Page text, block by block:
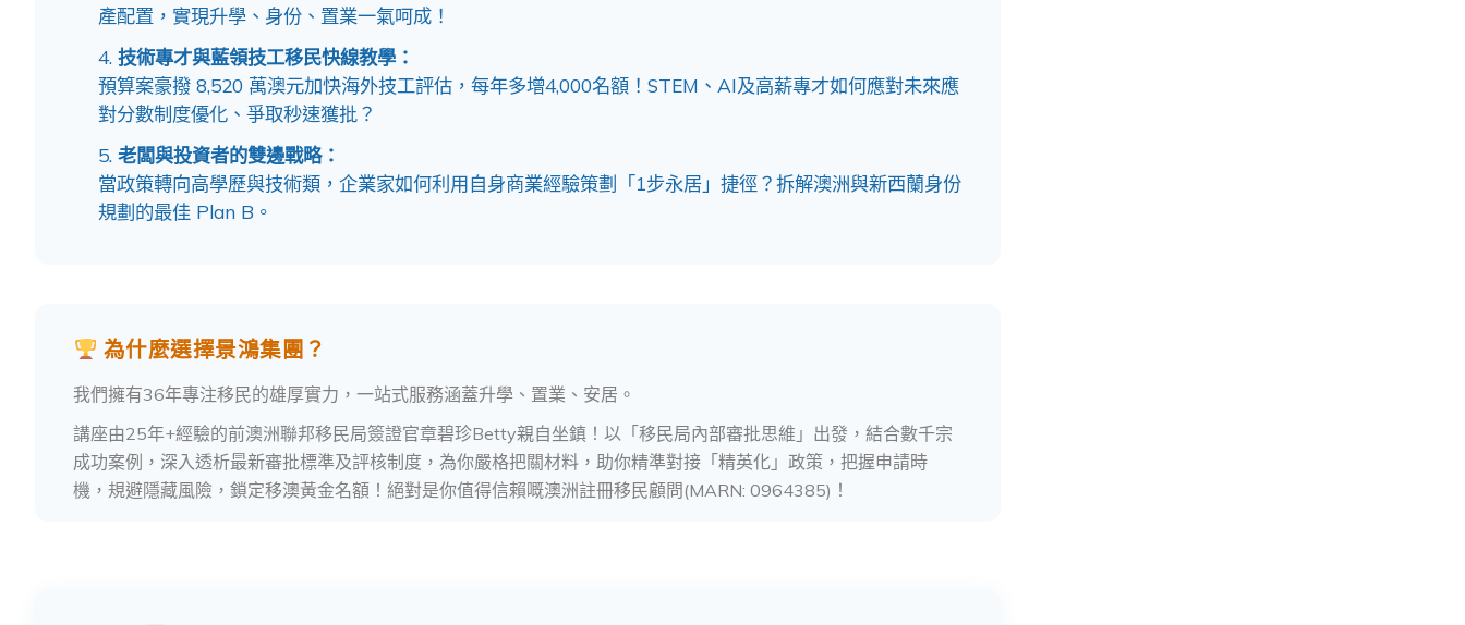
產配置，實現升學、身份、置業一氣呵成！
技術專才與藍領技工移民快線教學：
預算案豪撥 8,520 萬澳元加快海外技工評估，每年多增4,000名額！STEM、AI及高薪專才如何應對未來應
對分數制度優化、爭取秒速獲批？
老闆與投資者的雙邊戰略：
當政策轉向高學歷與技術類，企業家如何利用自身商業經驗策劃「1步永居」捷徑？拆解澳洲與新西蘭身份
規劃的最佳 Plan B。
為什麼選擇景鴻集團？
我們擁有36年專注移民的雄厚實力，一站式服務涵蓋升學、置業、安居。
講座由25年+經驗的前澳洲聯邦移民局簽證官章碧珍Betty親自坐鎮！以「移民局內部審批思維」出發，結合數千宗
成功案例，深入透析最新審批標準及評核制度，為你嚴格把關材料，助你精準對接「精英化」政策，把握申請時
機，規避隱藏風險，鎖定移澳黃金名額！絕對是你值得信賴嘅澳洲註冊移民顧問(MARN: 0964385)！